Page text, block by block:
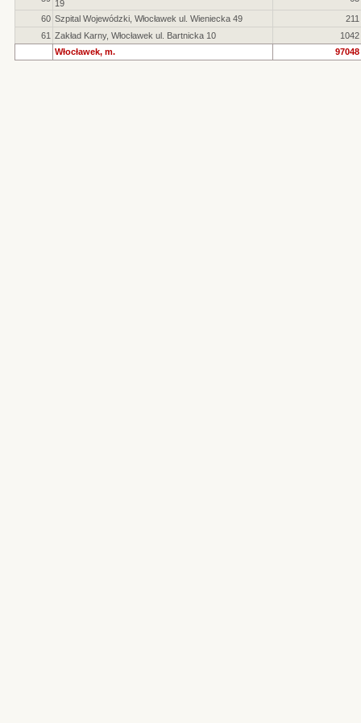
19
60 Szpital Wojewódzki, Włocławek ul. Wieniecka 49
211
61 Zakład Karny, Włocławek ul. Bartnicka 10
1042
Włocławek, m.
97048